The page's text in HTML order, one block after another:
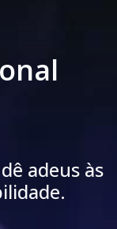
adeus às